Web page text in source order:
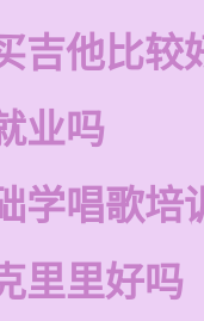
吉他比较
业吗
学唱歌培
里里好吗